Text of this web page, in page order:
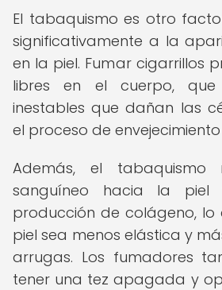
El tabaquismo es otro
significativamente a la
en la piel. Fumar cigarrillos
libres en el cuerpo, que
inestables que dañan las
el proceso de
Además, el tabaquismo
sanguíneo hacia la piel
producción de colágeno,
piel sea menos elástica y
arrugas. Los fumadores
tener una tez apagada y